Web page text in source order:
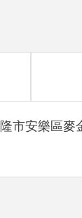
市安樂區麥